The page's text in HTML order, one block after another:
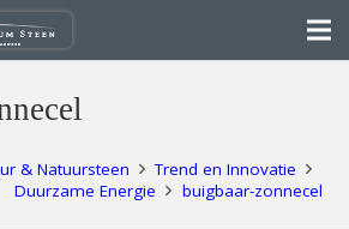
& Natuursteen
Trend en Innovatie
Duurzame Energie
buigbaar-zonnecel